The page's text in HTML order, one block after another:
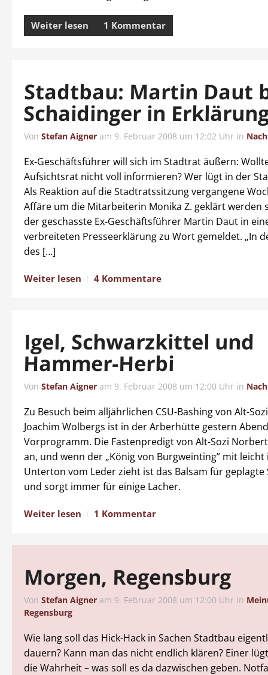
Weiter lesen 1 Kommentar
Stadtbau: Martin Daut
Schaidinger in
Von Stefan Aigner am 9. Februar 2008 um 12:02 Uhr in
Ex-Geschäftsführer will sich im Stadtrat äußern:
Aufsichtsrat nicht voll informieren? Wer lügt in der
Als Reaktion auf die Stadtratssitzung vergangene
Affäre um die Mitarbeiterin Monika Z. geklärt werden
der geschasste Ex-Geschäftsführer Martin Daut in
verbreiteten Presseerklärung zu Wort gemeldet. „In
des […]
Weiter lesen 4 Kommentare
Igel, Schwarzkittel und
Hammer-Herbi
Von Stefan Aigner am 9. Februar 2008 um 12:00 Uhr in
Zu Besuch beim alljährlichen CSU-Bashing von Alt-
Joachim Wolbergs ist in der Arberhütte gestern
Vorprogramm. Die Fastenpredigt von Alt-Sozi
an, und wenn der „König von Burgweinting” mit
Unterton vom Leder zieht ist das Balsam für geplagte
und sorgt immer für einige Lacher.
Weiter lesen 1 Kommentar
Morgen, Regensburg
Von Stefan Aigner am 9. Februar 2008 um 12:00 Uhr in
Regensburg
Wie lang soll das Hick-Hack in Sachen Stadtbau
dauern? Kann man das nicht endlich klären? Einer
die Wahrheit – was soll es da dazwischen geben.